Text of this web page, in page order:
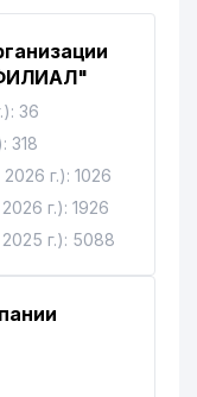
36
318
г.): 1026
г.): 1926
г.): 5088